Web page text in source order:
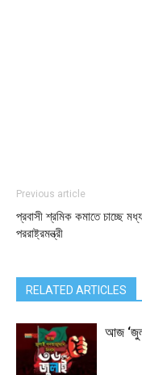
Previous article
প্রবাসী শ্রমিক কমাতে চাচ্ছে
পররাষ্ট্রমন্ত্রী
RELATED ARTICLES
আজ